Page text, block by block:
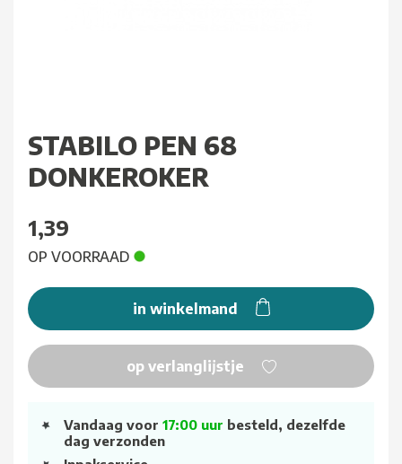
STABILO PEN 68
DONKEROKER
1,39
OP VOORRAAD
in winkelmand
op verlanglijstje
Vandaag voor 17:00 uur besteld, dezelfde
dag verzonden